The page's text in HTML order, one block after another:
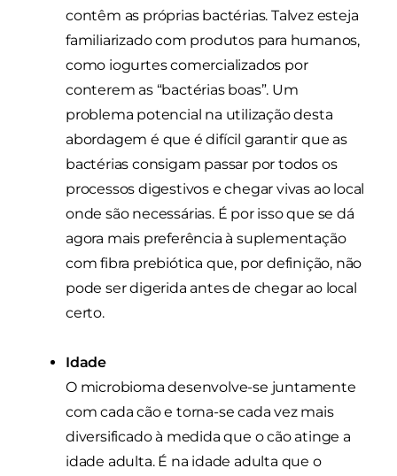
contêm as próprias bactérias. Talvez esteja
familiarizado com produtos para humanos,
como iogurtes comercializados por
conterem as “bactérias boas”. Um
problema potencial na utilização desta
abordagem é que é difícil garantir que as
bactérias consigam passar por todos os
processos digestivos e chegar vivas ao local
onde são necessárias. É por isso que se dá
agora mais preferência à suplementação
com fibra prebiótica que, por definição, não
pode ser digerida antes de chegar ao local
certo.
Idade
O microbioma desenvolve-se juntamente
com cada cão e torna-se cada vez mais
diversificado à medida que o cão atinge a
idade adulta. É na idade adulta que o